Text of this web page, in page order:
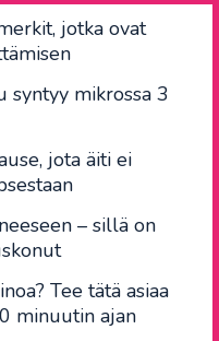
jotka ovat
mikrossa 3
jota äiti ei
– sillä on
Tee tätä asiaa
minuutin ajan